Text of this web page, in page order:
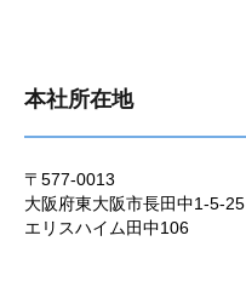
本社所在地
〒577-0013
大阪府東大阪市長田中1-5-25
エリスハイム田中106